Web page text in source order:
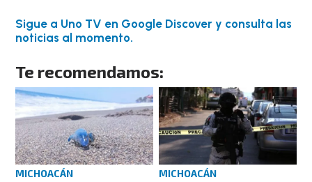
Sigue a Uno TV en Google Discover y consulta las
noticias al momento.
Te recomendamos:
MICHOACÁN
MICHOACÁN